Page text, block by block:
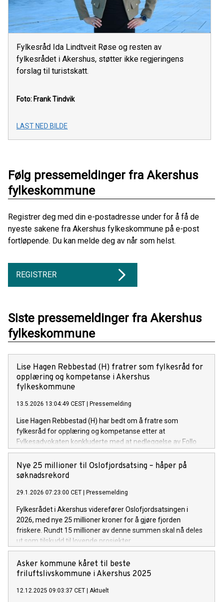
Fylkesråd Ida Lindtveit Røse og resten av
fylkesrådet i Akershus, støtter ikke regjeringens
forslag til turistskatt.
Foto: Frank Tindvik
LAST NED BILDE
Følg pressemeldinger fra Akershus
fylkeskommune
Registrer deg med din e-postadresse under for å få de
nyeste sakene fra Akershus fylkeskommune på e-post
fortløpende. Du kan melde deg av når som helst.
REGISTRER
Siste pressemeldinger fra Akershus
fylkeskommune
Lise Hagen Rebbestad (H) fratrer som fylkesråd for
opplæring og kompetanse i Akershus
fylkeskommune
13.5.2026 13:04:49 CEST | Pressemelding
Lise Hagen Rebbestad (H) har bedt om å fratre som
fylkesråd for opplæring og kompetanse etter at
Fylkesadvokaten konkluderte med at nedleggelse av Follo
folkehøgskole var ulovlig. Fylkesrådsleder Anette Marie Solli
(H) har i dag innvilget ønsket om fratredelse. Hagen
Rebbestad går av med umiddelbar virkning.
Nye 25 millioner til Oslofjordsatsing – håper på
søknadsrekord
29.1.2026 07:23:00 CET | Pressemelding
Fylkesrådet i Akershus viderefører Oslofjordsatsingen i
2026, med nye 25 millioner kroner for å gjøre fjorden
friskere. Rundt 15 millioner av denne summen skal nå deles
ut som tilskudd til lovende prosjekter.
Asker kommune kåret til beste
friluftslivskommune i Akershus 2025
12.12.2025 09:03:37 CET | Aktuelt